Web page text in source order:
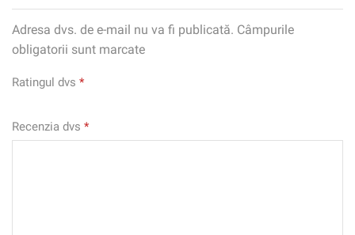
Adresa dvs. de e-mail nu va fi publicată. Câmpurile
obligatorii sunt marcate
Ratingul dvs *
Recenzia dvs *